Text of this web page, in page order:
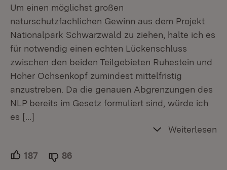
Um einen möglichst großen
naturschutzfachlichen Gewinn aus dem Projekt
Nationalpark Schwarzwald zu ziehen, halte ich es
für notwendig einen echten Lückenschluss
zwischen den beiden Teilgebieten Ruhestein und
Hoher Ochsenkopf zumindest mittelfristig
anzustreben. Da die genauen Abgrenzungen des
NLP bereits im Gesetz formuliert sind, würde ich
es […]
Weiterlesen
187 Unterstützer.
86